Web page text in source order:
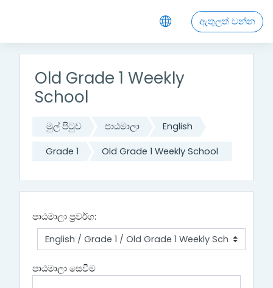
ඇතුලත් වන්න
Old Grade 1 Weekly
School
මුල් පිටුව පාඨමාලා English
Grade 1 Old Grade 1 Weekly School
පාඨමාලා ප්‍රවර්ග:
පාඨමාලා සෙවීම